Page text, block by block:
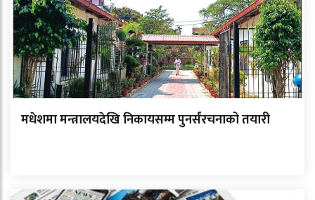
मधेशमा मन्त्रालयदेखि निकायसम्म पुनर्संरचनाको तयारी